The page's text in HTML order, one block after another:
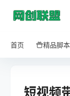
首页 精品脚
短视频